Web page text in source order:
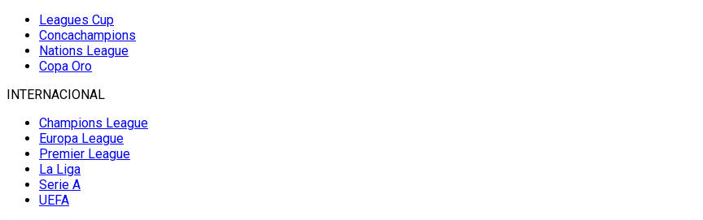
Leagues Cup
Concachampions
Nations League
Copa Oro
INTERNACIONAL
Champions League
Europa League
Premier League
La Liga
Serie A
UEFA